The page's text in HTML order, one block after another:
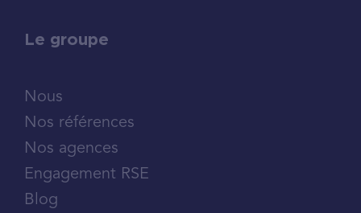
Le groupe
Nous
Nos références
Nos agences
Engagement RSE
Blog